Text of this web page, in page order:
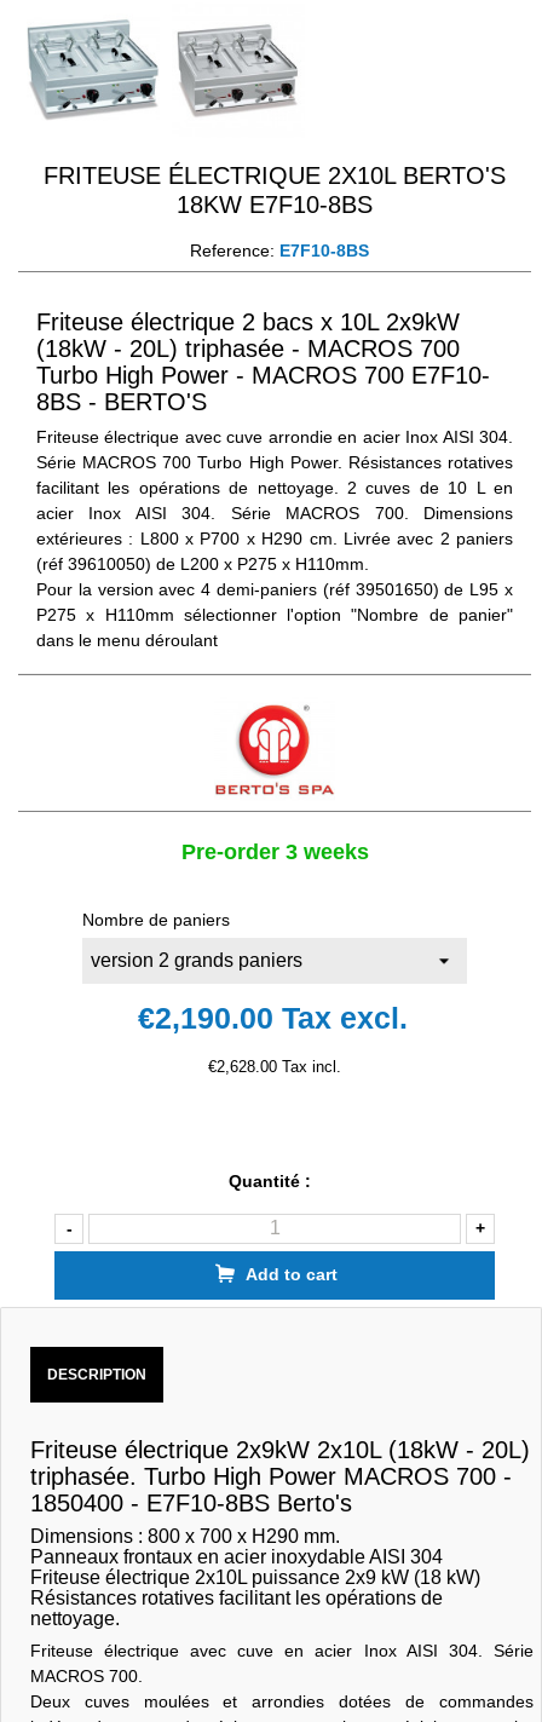
FRITEUSE ÉLECTRIQUE 2X10L BERTO'S
18KW E7F10-8BS
Reference: E7F10-8BS
Friteuse électrique 2 bacs x 10L 2x9kW
(18kW - 20L) triphasée - MACROS 700
Turbo High Power - MACROS 700 E7F10-
8BS - BERTO'S
Friteuse électrique avec cuve arrondie en acier Inox AISI 304.
Série MACROS 700 Turbo High Power. Résistances rotatives
facilitant les opérations de nettoyage. 2 cuves de 10 L en
acier Inox AISI 304. Série MACROS 700. Dimensions
extérieures : L800 x P700 x H290 cm. Livrée avec 2 paniers
(réf 39610050) de L200 x P275 x H110mm.
Pour la version avec 4 demi-paniers (réf 39501650) de L95 x
P275 x H110mm sélectionner l'option "Nombre de panier"
dans le menu déroulant
Pre-order 3 weeks
Nombre de paniers
€2,190.00 Tax excl.
€2,628.00 Tax incl.
Quantité :
- +
Add to cart
DESCRIPTION
Friteuse électrique 2x9kW 2x10L (18kW - 20L)
triphasée. Turbo High Power MACROS 700 -
1850400 - E7F10-8BS Berto's
Dimensions : 800 x 700 x H290 mm.
Panneaux frontaux en acier inoxydable AISI 304
Friteuse électrique 2x10L puissance 2x9 kW (18 kW)
Résistances rotatives facilitant les opérations de
nettoyage.
Friteuse électrique avec cuve en acier Inox AISI 304. Série
MACROS 700.
Deux cuves moulées et arrondies dotées de commandes